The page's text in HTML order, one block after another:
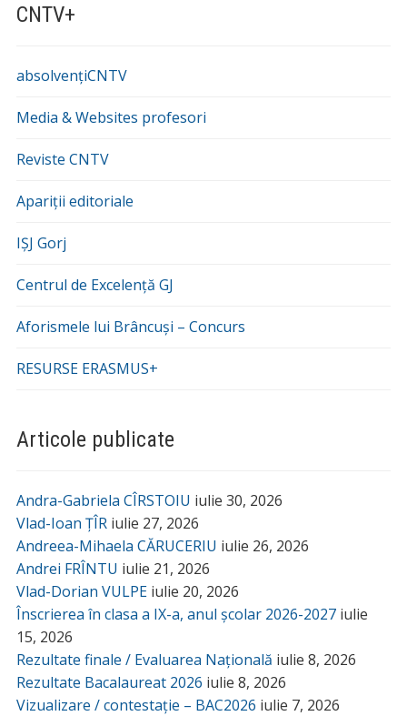
CNTV+
absolvențiCNTV
Media & Websites profesori
Reviste CNTV
Apariții editoriale
IȘJ Gorj
Centrul de Excelență GJ
Aforismele lui Brâncuși – Concurs
RESURSE ERASMUS+
Articole publicate
Andra-Gabriela CÎRSTOIU iulie 30, 2026
Vlad-Ioan ȚÎR iulie 27, 2026
Andreea-Mihaela CĂRUCERIU iulie 26, 2026
Andrei FRÎNTU iulie 21, 2026
Vlad-Dorian VULPE iulie 20, 2026
Înscrierea în clasa a IX-a, anul școlar 2026-2027 iulie
15, 2026
Rezultate finale / Evaluarea Națională iulie 8, 2026
Rezultate Bacalaureat 2026 iulie 8, 2026
Vizualizare / contestație – BAC2026 iulie 7, 2026